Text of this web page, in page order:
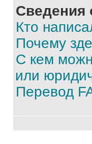
Сведения
Кто
Почему
С кем
или
Перевод